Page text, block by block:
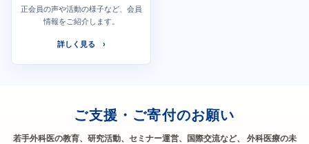
正会員の声や活動の様子など、会員
情報をご紹介します。
詳しく見る
ご支援・ご寄付のお願い
若手外科医の教育、研究活動、セミナー運営、国際交流など、
外科医療の未